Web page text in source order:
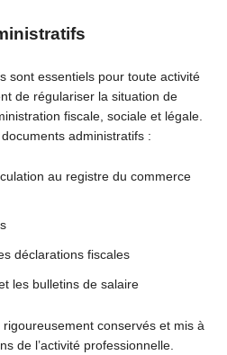
sont essentiels pour toute activité
de régulariser la situation de
fiscale, sociale et légale.
administratifs :
au registre du commerce
déclarations fiscales
les bulletins de salaire
conservés et mis à
de l’activité professionnelle.